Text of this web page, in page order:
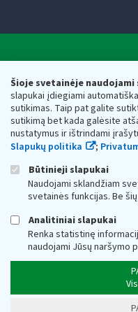
Šioje svetainėje naudojami
slapukai įdiegiami
sutikimas. Taip pat galite
sutikimą bet kada galėsite
nustatymus ir ištrindami
Slapukų politika
;
Būtinieji slapukai
Naudojami sklandžiam
svetainės funkcijas. Be
Analitiniai slapukai
Renka statistinę
naudojami Jūsų naršymo
Respublikos finansų
Biudžetinė įstaiga. Juridinio
adresas: Vasario 16-osios g.
vmi@vmi.lt, E. pristatymo
Duomenys apie Valstybinę
Respublikos finansų